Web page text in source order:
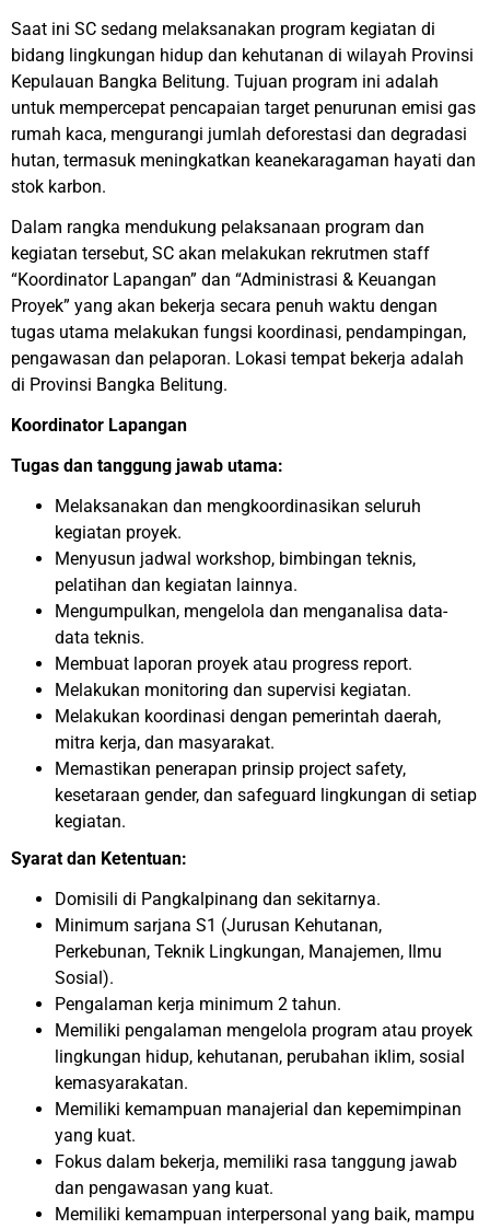
Saat ini SC sedang melaksanakan program kegiatan di
bidang lingkungan hidup dan kehutanan di wilayah Provinsi
Kepulauan Bangka Belitung. Tujuan program ini adalah
untuk mempercepat pencapaian target penurunan emisi gas
rumah kaca, mengurangi jumlah deforestasi dan degradasi
hutan, termasuk meningkatkan keanekaragaman hayati dan
stok karbon.
Dalam rangka mendukung pelaksanaan program dan
kegiatan tersebut, SC akan melakukan rekrutmen staff
“Koordinator Lapangan” dan “Administrasi & Keuangan
Proyek” yang akan bekerja secara penuh waktu dengan
tugas utama melakukan fungsi koordinasi, pendampingan,
pengawasan dan pelaporan. Lokasi tempat bekerja adalah
di Provinsi Bangka Belitung.
Koordinator Lapangan
Tugas dan tanggung jawab utama:
Melaksanakan dan mengkoordinasikan seluruh
kegiatan proyek.
Menyusun jadwal workshop, bimbingan teknis,
pelatihan dan kegiatan lainnya.
Mengumpulkan, mengelola dan menganalisa data-
data teknis.
Membuat laporan proyek atau progress report.
Melakukan monitoring dan supervisi kegiatan.
Melakukan koordinasi dengan pemerintah daerah,
mitra kerja, dan masyarakat.
Memastikan penerapan prinsip project safety,
kesetaraan gender, dan safeguard lingkungan di setiap
kegiatan.
Syarat dan Ketentuan:
Domisili di Pangkalpinang dan sekitarnya.
Minimum sarjana S1 (Jurusan Kehutanan,
Perkebunan, Teknik Lingkungan, Manajemen, Ilmu
Sosial).
Pengalaman kerja minimum 2 tahun.
Memiliki pengalaman mengelola program atau proyek
lingkungan hidup, kehutanan, perubahan iklim, sosial
kemasyarakatan.
Memiliki kemampuan manajerial dan kepemimpinan
yang kuat.
Fokus dalam bekerja, memiliki rasa tanggung jawab
dan pengawasan yang kuat.
Memiliki kemampuan interpersonal yang baik, mampu